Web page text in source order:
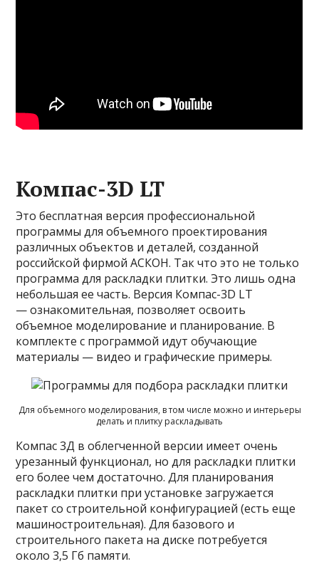
Компас-3D LT
Это бесплатная версия профессиональной
программы для объемного проектирования
различных объектов и деталей, созданной
российской фирмой АСКОН. Так что это не только
программа для раскладки плитки. Это лишь одна
небольшая ее часть. Версия Компас-3D LT
— ознакомительная, позволяет освоить
объемное моделирование и планирование. В
комплекте с программой идут обучающие
материалы — видео и графические примеры.
Для объемного моделирования, в том числе можно и интерьеры
делать и плитку раскладывать
Компас 3Д в облегченной версии имеет очень
урезанный функционал, но для раскладки плитки
его более чем достаточно. Для планирования
раскладки плитки при установке загружается
пакет со строительной конфигурацией (есть еще
машиностроительная). Для базового и
строительного пакета на диске потребуется
около 3,5 Гб памяти.